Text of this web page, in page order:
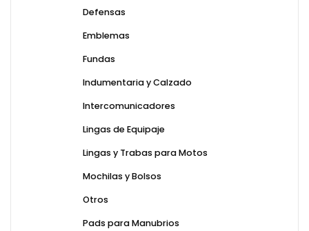
Defensas
Emblemas
Fundas
Indumentaria y Calzado
Intercomunicadores
Lingas de Equipaje
Lingas y Trabas para Motos
Mochilas y Bolsos
Otros
Pads para Manubrios